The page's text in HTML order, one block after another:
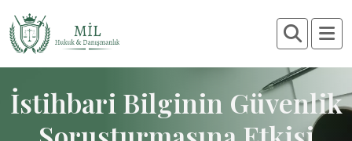
İstihbari Bilginin Güvenlik